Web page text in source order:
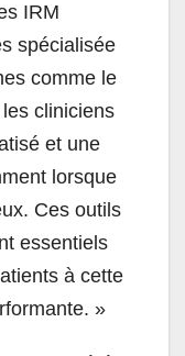
IRM
spécialisée
comme le
cliniciens
et une
lorsque
Ces outils
essentiels
à cette
»